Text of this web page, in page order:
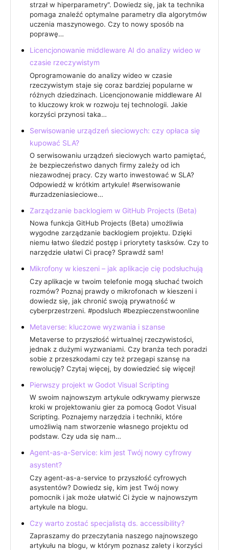
strzał w hiperparametry". Dowiedz się, jak ta technika
pomaga znaleźć optymalne parametry dla algorytmów
uczenia maszynowego. Czy to nowy sposób na
poprawę…
Licencjonowanie middleware AI do analizy wideo w
czasie rzeczywistym
Oprogramowanie do analizy wideo w czasie
rzeczywistym staje się coraz bardziej popularne w
różnych dziedzinach. Licencjonowanie middleware AI
to kluczowy krok w rozwoju tej technologii. Jakie
korzyści przynosi taka…
Serwisowanie urządzeń sieciowych: czy opłaca się
kupować SLA?
O serwisowaniu urządzeń sieciowych warto pamiętać,
że bezpieczeństwo danych firmy zależy od ich
niezawodnej pracy. Czy warto inwestować w SLA?
Odpowiedź w krótkim artykule! #serwisowanie
#urzadzeniasieciowe…
Zarządzanie backlogiem w GitHub Projects (Beta)
Nowa funkcja GitHub Projects (Beta) umożliwia
wygodne zarządzanie backlogiem projektu. Dzięki
niemu łatwo śledzić postęp i priorytety tasksów. Czy to
narzędzie ułatwi Ci pracę? Sprawdź sam!
Mikrofony w kieszeni – jak aplikacje cię podsłuchują
Czy aplikacje w twoim telefonie mogą słuchać twoich
rozmów? Poznaj prawdy o mikrofonach w kieszeni i
dowiedz się, jak chronić swoją prywatność w
cyberprzestrzeni. #podsluch #bezpieczenstwoonline
Metaverse: kluczowe wyzwania i szanse
Metaverse to przyszłość wirtualnej rzeczywistości,
jednak z dużymi wyzwaniami. Czy branża tech poradzi
sobie z przeszkodami czy też przegapi szansę na
rewolucję? Czytaj więcej, by dowiedzieć się więcej!
Pierwszy projekt w Godot Visual Scripting
W swoim najnowszym artykule odkrywamy pierwsze
kroki w projektowaniu gier za pomocą Godot Visual
Scripting. Poznajemy narzędzia i techniki, które
umożliwią nam stworzenie własnego projektu od
podstaw. Czy uda się nam…
Agent-as-a-Service: kim jest Twój nowy cyfrowy
asystent?
Czy agent-as-a-service to przyszłość cyfrowych
asystentów? Dowiedz się, kim jest Twój nowy
pomocnik i jak może ułatwić Ci życie w najnowszym
artykule na blogu.
Czy warto zostać specjalistą ds. accessibility?
Zapraszamy do przeczytania naszego najnowszego
artykułu na blogu, w którym poznasz zalety i korzyści